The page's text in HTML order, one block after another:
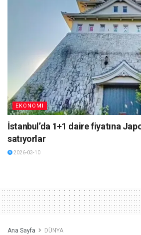
EKONOMI
İstanbul’da 1+1 daire fiyatına
satıyorlar
2026-03-10
Ana Sayfa DÜNYA